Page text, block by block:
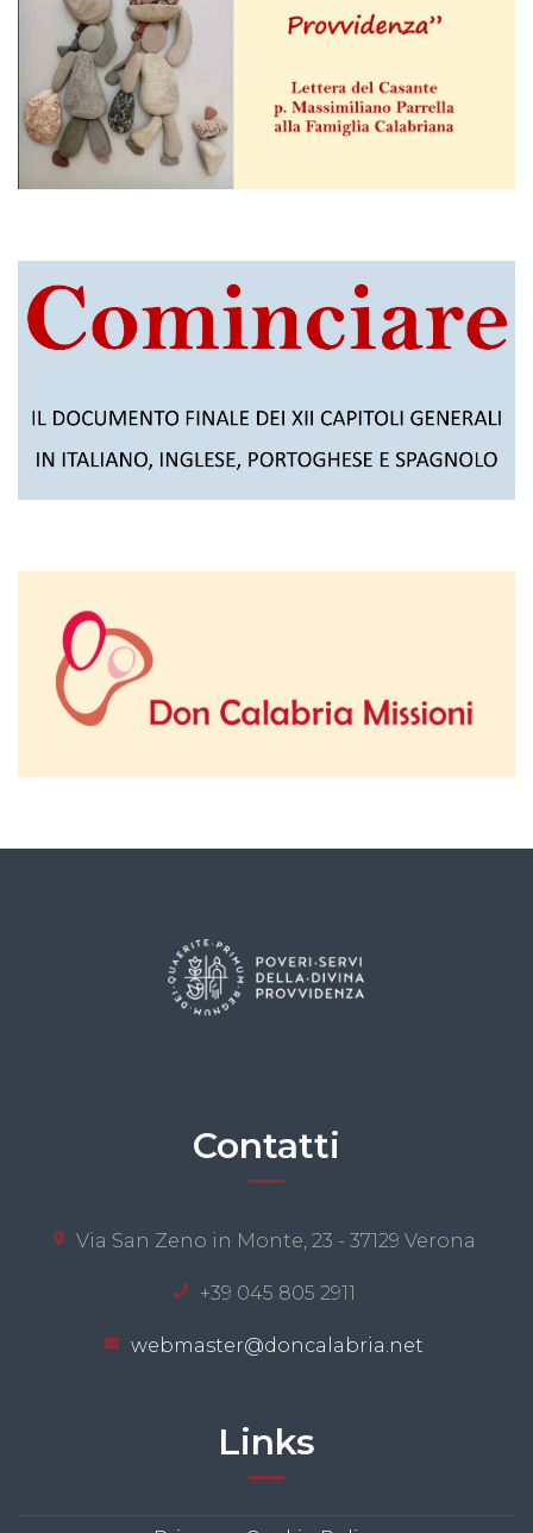
Contatti
Via San Zeno in Monte, 23 - 37129 Verona
+39 045 805 2911
webmaster@doncalabria.net
Links